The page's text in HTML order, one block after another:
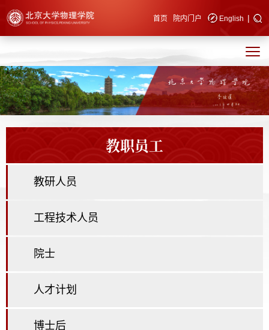
快速导航 首页 院内门户 English |
教职员工
教研人员
工程技术人员
院士
人才计划
博士后